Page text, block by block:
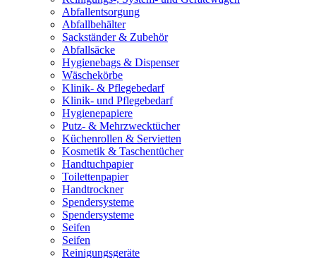
Abfallentsorgung
Abfallbehälter
Sackständer & Zubehör
Abfallsäcke
Hygienebags & Dispenser
Wäschekörbe
Klinik- & Pflegebedarf
Klinik- und Pflegebedarf
Hygienepapiere
Putz- & Mehrzwecktücher
Küchenrollen & Servietten
Kosmetik & Taschentücher
Handtuchpapier
Toilettenpapier
Handtrockner
Spendersysteme
Spendersysteme
Seifen
Seifen
Reinigungsgeräte